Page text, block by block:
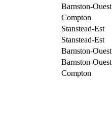
Barnston-Ouest
Compton
Stanstead-Est
Stanstead-Est
Barnston-Ouest
Barnston-Ouest
Compton